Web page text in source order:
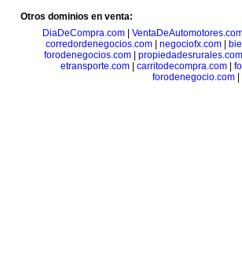
Otros dominios en venta:
DiaDeCompra.com|
corredordenegocios.com
negociofx.com
forodenegocios.com
propiedadesrurales.com
etransporte.com
carritodecompra.com
forodenegocio.com|